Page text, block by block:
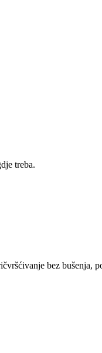
treba.
bez bušenja,